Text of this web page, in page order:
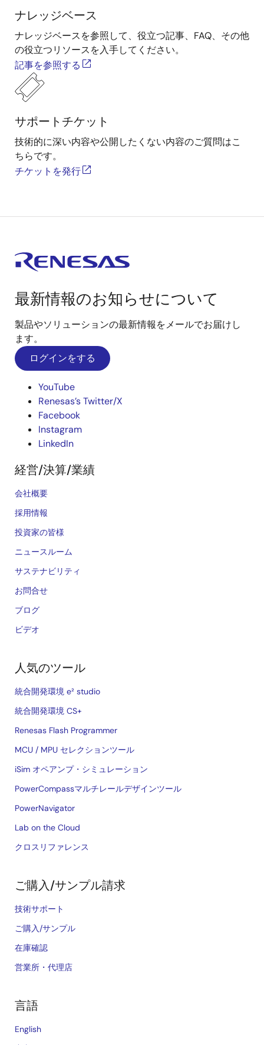
ナレッジベース
ナレッジベースを参照して、役立つ記事、FAQ、その他
の役立つリソースを入手してください。
記事を参照する
サポートチケット
技術的に深い内容や公開したくない内容のご質問はこ
ちらです。
チケットを発行
最新情報のお知らせについて
製品やソリューションの最新情報をメールでお届けし
ます。
ログインをする
YouTube
Renesas’s Twitter/X
Facebook
Instagram
LinkedIn
経営/決算/業績
会社概要
採用情報
投資家の皆様
ニュースルーム
サステナビリティ
お問合せ
ブログ
ビデオ
人気のツール
統合開発環境 e² studio
統合開発環境 CS+
Renesas Flash Programmer
MCU / MPU セレクションツール
iSim オペアンプ・シミュレーション
PowerCompassマルチレールデザインツール
PowerNavigator
Lab on the Cloud
クロスリファレンス
ご購入/サンプル請求
技術サポート
ご購入/サンプル
在庫確認
営業所・代理店
言語
English